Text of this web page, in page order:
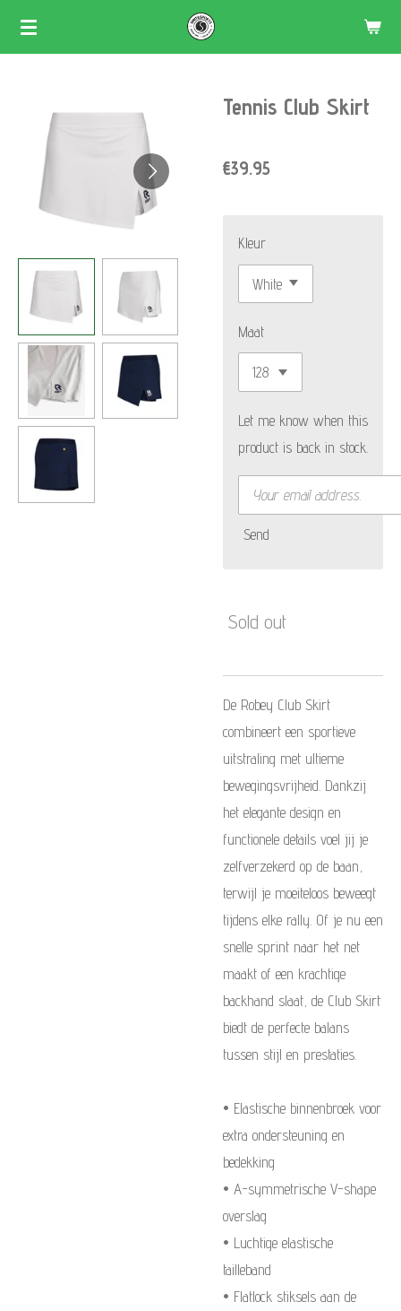
Skip
Tennis Club Skirt
€39.95
Kleur
Maat
Let me know when this
product is back in stock.
Send
Sold out
De Robey Club Skirt
combineert een sportieve
uitstraling met ultieme
bewegingsvrijheid. Dankzij
het elegante design en
functionele details voel jij je
zelfverzekerd op de baan,
terwijl je moeiteloos beweegt
tijdens elke rally. Of je nu een
snelle sprint naar het net
maakt of een krachtige
backhand slaat, de Club Skirt
biedt de perfecte balans
tussen stijl en prestaties.
• Elastische binnenbroek voor
extra ondersteuning en
bedekking
• A-symmetrische V-shape
overslag
• Luchtige elastische
tailleband
• Flatlock stiksels aan de